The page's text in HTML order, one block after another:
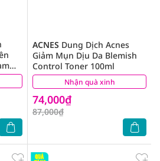
Nhận quà xinh
ACNES Dung Dịch Acnes
Giảm Mụn Dịu Da Blemish
Control Toner 100ml
74,000₫
87,000₫
(1)